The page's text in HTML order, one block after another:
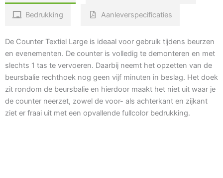
Bedrukking Aanleverspecificaties
De Counter Textiel Large is ideaal voor gebruik tijdens beurzen
en evenementen. De counter is volledig te demonteren en met
slechts 1 tas te vervoeren. Daarbij neemt het opzetten van de
beursbalie rechthoek nog geen vijf minuten in beslag. Het doek
zit rondom de beursbalie en hierdoor maakt het niet uit waar je
de counter neerzet, zowel de voor- als achterkant en zijkant
ziet er fraai uit met een opvallende fullcolor bedrukking.